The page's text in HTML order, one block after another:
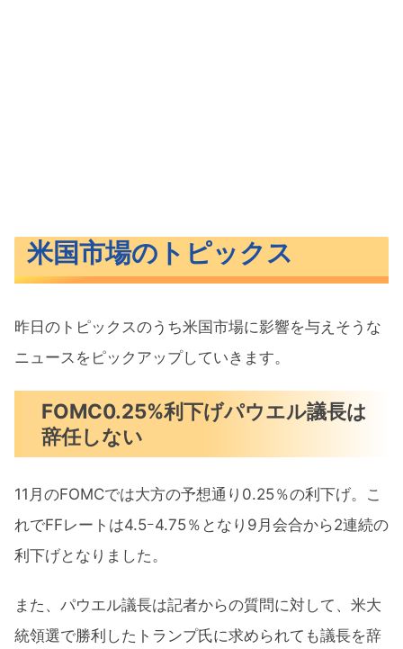
米国市場のトピックス
昨日のトピックスのうち米国市場に影響を与えそうな
ニュースをピックアップしていきます。
FOMC0.25%利下げパウエル議長は
辞任しない
11月のFOMCでは大方の予想通り0.25％の利下げ。こ
れでFFレートは4.5ｰ4.75％となり9月会合から2連続の
利下げとなりました。
また、パウエル議長は記者からの質問に対して、米大
統領選で勝利したトランプ氏に求められても議長を辞